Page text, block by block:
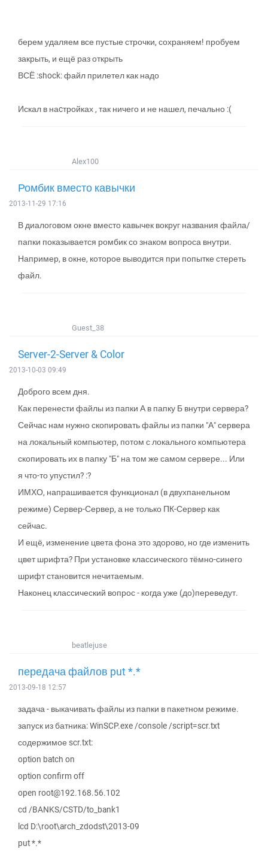
берем удаляем все пустые строчки, сохраняем! пробуем
закрыть, и ещё раз открыть
ВСЁ :shock: файл прилетел как надо
Искал в наcтройках , так ничего и не нашел, печально :(
Alex100
Ромбик вместо кавычки
2013-11-29 17:16
В диалоговом окне вместо кавычек вокруг названия файла/
папки показывается ромбик со знаком вопроса внутри.
Например, в окне, которое выводится при попытке стереть
файл.
Guest_38
Server-2-Server & Color
2013-10-03 09:49
Доброго всем дня.
Как перенести файлы из папки А в папку Б внутри сервера?
Сейчас нам нужно скопировать файлы из папки "А" сервера
на локальный компьютер, потом с локального компьютера
скопировать их в папку "Б" на том же самом сервере... Или
я что-то упустил? :?
ИМХО, напрашивается функционал (в двухпанельном
режиме) Сервер-Сервер, а не только ПК-Сервер как
сейчас.
И ещё, изменение цвета фона это здорово, но где изменить
цвет шрифта? При установке классического тёмно-синего
шрифт становится нечитаемым.
Наконец классический вопрос - когда уже (до)переведут.
beatlejuse
передача файлов put *.*
2013-09-18 12:57
задача - выкачивать файлы из папки в пакетном режиме.
запуск из батника: WinSCP.exe /console /script=scr.txt
содержимое scr.txt:
option batch on
option confirm off
open root@192.168.56.102
cd /BANKS/CSTD/to_bank1
lcd D:\root\arch_zdodst\2013-09
put *.*